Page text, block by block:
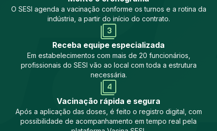
O SESI agenda a vacinação conforme os turnos e a rotina da
indústria, a partir do início do contrato.
Receba equipe especializada
Em estabelecimentos com mais de 20 funcionários,
profissionais do SESI vão ao local com toda a estrutura
necessária.
Vacinação rápida e segura
Após a aplicação das doses, é feito o registro digital, com
possibilidade de acompanhamento em tempo real pela